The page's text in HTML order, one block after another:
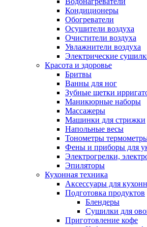
Кондиционеры
Обогреватели
Осушители воздуха
Очистители воздуха
Увлажнители воздуха
Электрические
Красота и здоровье
Бритвы
Ванны для ног
Зубные щетки
Маникюрные наборы
Массажеры
Машинки для стрижки
Напольные весы
Тонометры
Фены и приборы для
Электрогрелки,
Эпиляторы
Кухонная техника
Аксессуары для
Подготовка продуктов
Блендеры
Сушилки для
Приготовление кофе